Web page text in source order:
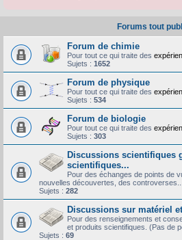
Forums tout
Forum de chimie
Pour tout ce qui traite des
Sujets : 1652
Forum de physique
Pour tout ce qui traite des
Sujets : 534
Forum de biologie
Pour tout ce qui traite des
Sujets : 303
Discussions scientifiques
scientifiques...
Pour des échanges de points de
nouvelles découvertes, des controverses...
Sujets : 282
Discussions sur matériel
Pour des renseignements et
et produits scientifiques. (Pas de
Sujets : 69